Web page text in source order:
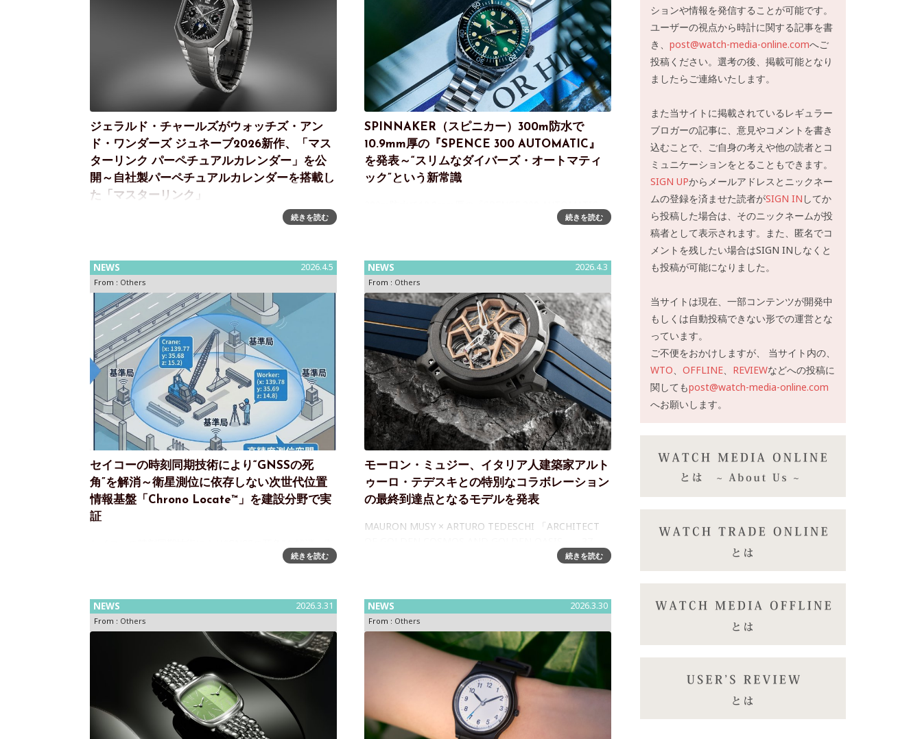
ジェラルド・チャールズがウォッチズ・アン
ド・ワンダーズ ジュネーブ2026新作、「マス
ターリンク パーペチュアルカレンダー」を公
開～自社製パーペチュアルカレンダーを搭載し
た「マスターリンク」
ウォッチズ・アンド・ワンダーズ ジュネーブ2026新作は
ターリンク」を発表ウォッチズ・アンド・ワンダーズ ジ
ュネーブ 2026において、ジ
続きを読む
SPINNAKER（スピニカー）300m防水で
10.9mm厚の『SPENCE 300 AUTOMATIC』
を発表～“スリムなダイバーズ・オートマティ
ック”という新常識
が満を持して新発売～ 高度な精密工学が実現した300m
続きを読む
NEWS 2026.4.5
From : Others
セイコーの時刻同期技術により“GNSSの死
角”を解消～衛星測位に依存しない次世代位置
情報基盤「Chrono Locate™」を建設分野で実
証
星測位に依存しない次世代位置情報基盤「Chrono続きを読む
NEWS 2026.4.3
From : Others
モーロン・ミュジー、イタリア人建築家アルト
ゥーロ・テデスキとの特別なコラボレーション
の最終到達点となるモデルを発表
MAURON MUSY × ARTURO TEDESCHI 「ARCHITECT
続きを読む
NEWS 2026.3.31
From : Others
NEWS 2026.3.30
From : Others
ションや情報を発信することが可能です。
ユーザーの視点から時計に関する記事を書
き、 post@watch-media-online.comへご
投稿ください。選考の後、掲載可能となり
ましたらご連絡いたします。
また当サイトに掲載されているレギュラー
ブロガーの記事に、意見やコメントを書き
込むことで、ご自身の考えや他の読者とコ
ミュニケーションをとることもできます。
SIGN UPからメールアドレスとニックネー
ムの登録を済ませた読者がSIGN IN してか
ら投稿した場合は、そのニックネームが投
稿者として表示されます。また、匿名でコ
メントを残したい場合はSIGN INしなくと
も投稿が可能になりました。
当サイトは現在、一部コンテンツが開発中
もしくは自動投稿できない形での運営とな
っています。
ご不便をおかけしますが、 当サイト内の、
WTO
OFFLINE REVIEWなどへの投稿に
関してもpost@watch-media-online.com
へお願いします。